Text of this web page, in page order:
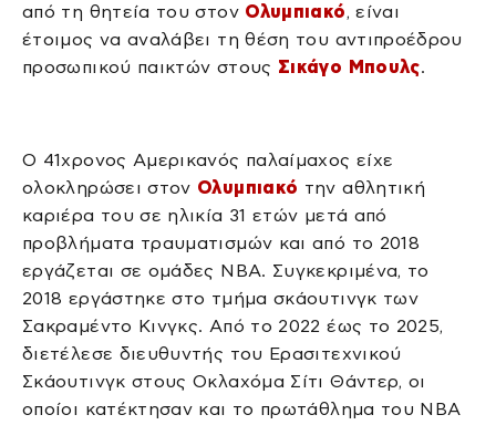
από τη θητεία του στον Ολυμπιακό, είναι
έτοιμος να αναλάβει τη θέση του αντιπροέδρου
προσωπικού παικτών στους Σικάγο Μπουλς.
Ο 41χρονος Αμερικανός παλαίμαχος είχε
ολοκληρώσει στον Ολυμπιακό την αθλητική
καριέρα του σε ηλικία 31 ετών μετά από
προβλήματα τραυματισμών και από το 2018
εργάζεται σε ομάδες ΝΒΑ. Συγκεκριμένα, το
2018 εργάστηκε στο τμήμα σκάουτινγκ των
Σακραμέντο Κινγκς. Από το 2022 έως το 2025,
διετέλεσε διευθυντής του Ερασιτεχνικού
Σκάουτινγκ στους Οκλαχόμα Σίτι Θάντερ, οι
οποίοι κατέκτησαν και το πρωτάθλημα του ΝΒΑ